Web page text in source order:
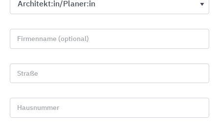
Firmenname (optional)
Straße
Hausnummer